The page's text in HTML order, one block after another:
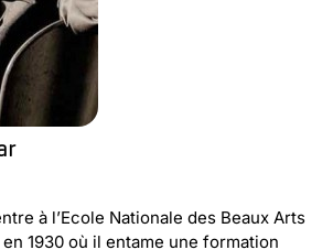
à l’Ecole Nationale des Beaux Arts
1930 où il entame une formation